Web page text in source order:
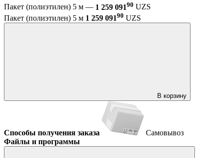
Пакет (полиэтилен) 5 м — 1 259 09190 UZS
Пакет (полиэтилен) 5 м 1 259 09190 UZS
В корзину
Способы получения заказа
Самовывоз
Файлы и программы